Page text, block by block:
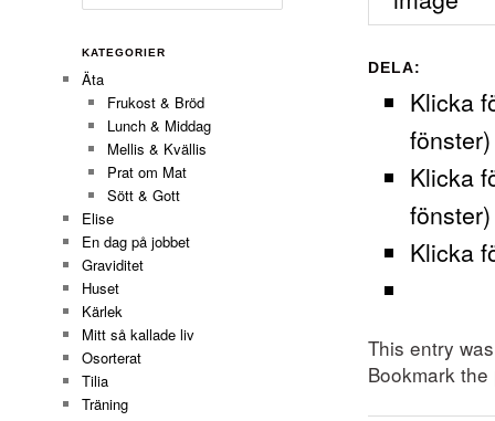
DELA:
Klicka
fönster)
Klicka
fönster)
Klicka
This entry
Bookmark the
KATEGORIER
Äta
Frukost & Bröd
Lunch & Middag
Mellis & Kvällis
Prat om Mat
Sött & Gott
Elise
En dag på jobbet
Graviditet
Huset
Kärlek
Mitt så kallade liv
Osorterat
Tilia
Träning